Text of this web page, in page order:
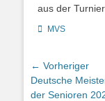
aus der
Kategorien
MVS
← Vorheriger
Vorheriger
Beitrag:
Deutsche
der Senioren